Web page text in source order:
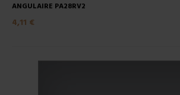
ANGULAIRE PA28RV2
4,11 €